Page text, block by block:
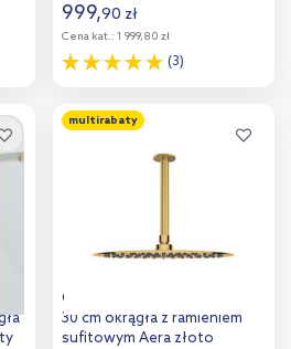
999,90 zł
Cena kat.: 1 999,80 zł
(3)
Dodaj do
multirabaty
Oltens Vindel deszczownica
30 cm okrągła z ramieniem
sufitowym Aera złoto